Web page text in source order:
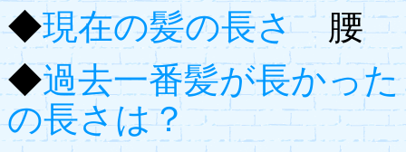
◆現在の髪の長さ腰
◆過去一番髪が長かっ
の長さは？